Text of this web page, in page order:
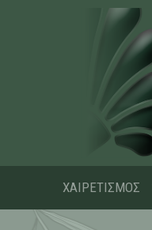
ΧΑΙΡΕΤΙΣΜΟΣ